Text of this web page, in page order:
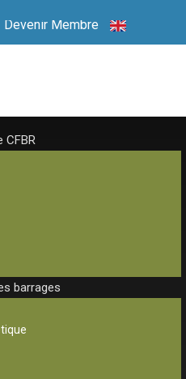
Devenir Membre
CFBR
barrages